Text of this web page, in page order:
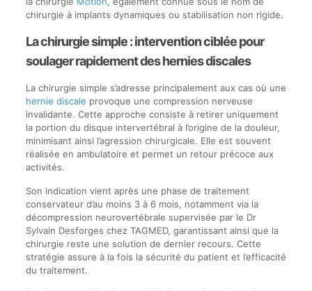
chirurgie à implants dynamiques ou stabilisation non rigide.
La chirurgie simple : intervention ciblée pour
soulager rapidement des hernies discales
La chirurgie simple s’adresse principalement aux cas où une
hernie discale provoque une compression nerveuse
invalidante. Cette approche consiste à retirer uniquement
la portion du disque intervertébral à l’origine de la douleur,
minimisant ainsi l’agression chirurgicale. Elle est souvent
réalisée en ambulatoire et permet un retour précoce aux
activités.
Son indication vient après une phase de traitement
conservateur d’au moins 3 à 6 mois, notamment via la
décompression neurovertébrale supervisée par le Dr
Sylvain Desforges chez TAGMED, garantissant ainsi que la
chirurgie reste une solution de dernier recours. Cette
stratégie assure à la fois la sécurité du patient et l’efficacité
du traitement.